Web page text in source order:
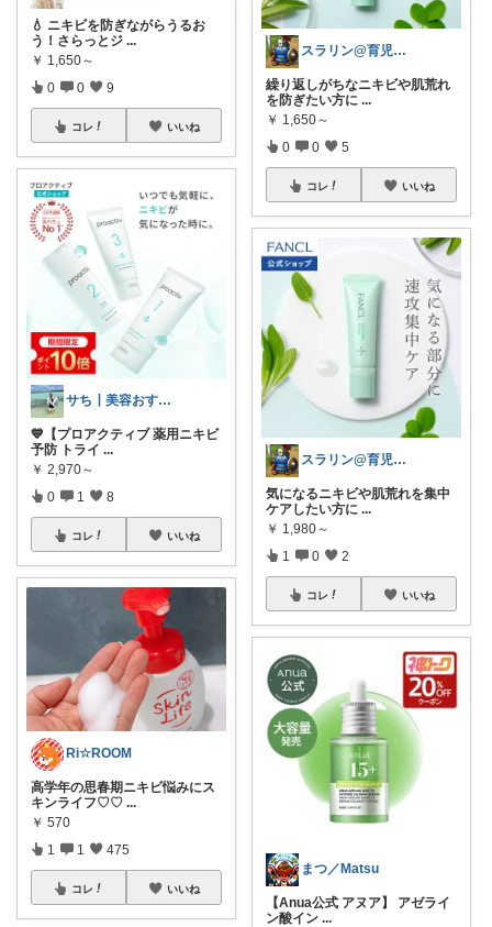
💧 ニキビを防ぎながらうるお
う！さらっとジ ...
￥ 1,650～
0 0 9
コレ いいね
サち┃美容おすすめ┃垢抜け
💙【プロアクティブ 薬用ニキビ
予防 トライ ...
￥ 2,970～
0 1 8
コレ いいね
Ri☆ROOM
高学年の思春期ニキビ悩みにス
キンライフ♡♡ ...
￥ 570
1 1 475
コレ いいね
スラリン@育児パパ🔥目指せQOL向上
繰り返しがちなニキビや肌荒れ
を防ぎたい方に ...
￥ 1,650～
0 0 5
コレ いいね
スラリン@育児パパ🔥目指せQOL向上
気になるニキビや肌荒れを集中
ケアしたい方に ...
￥ 1,980～
1 0 2
コレ いいね
まつ／Matsu
【Anua公式 アヌア】 アゼライ
ン酸イン ...